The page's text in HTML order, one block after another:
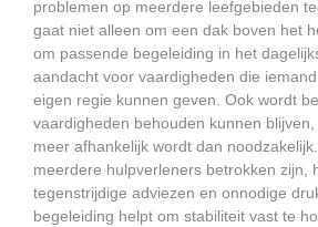
problemen op meerdere leefgebieden
gaat niet alleen om een dak boven het
om passende begeleiding in het
aandacht voor vaardigheden die
eigen regie kunnen geven. Ook wordt
vaardigheden behouden kunnen
meer afhankelijk wordt dan
meerdere hulpverleners betrokken zijn,
tegenstrijdige adviezen en onnodige
begeleiding helpt om stabiliteit vast te